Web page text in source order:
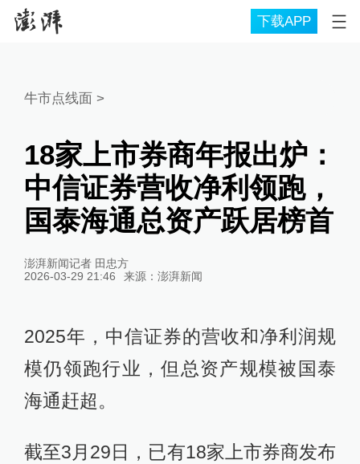
下载APP
牛市点线面>
18家上市券商年报出炉：
中信证券营收净利领跑，
国泰海通总资产跃居榜首
澎湃新闻记者 田忠方
2026-03-29 21:46
来源： 澎湃新闻
2025年，中信证券的营收和净利润规
模仍领跑行业，但总资产规模被国泰
海通赶超。
截至3月29日，已有18家上市券商发布